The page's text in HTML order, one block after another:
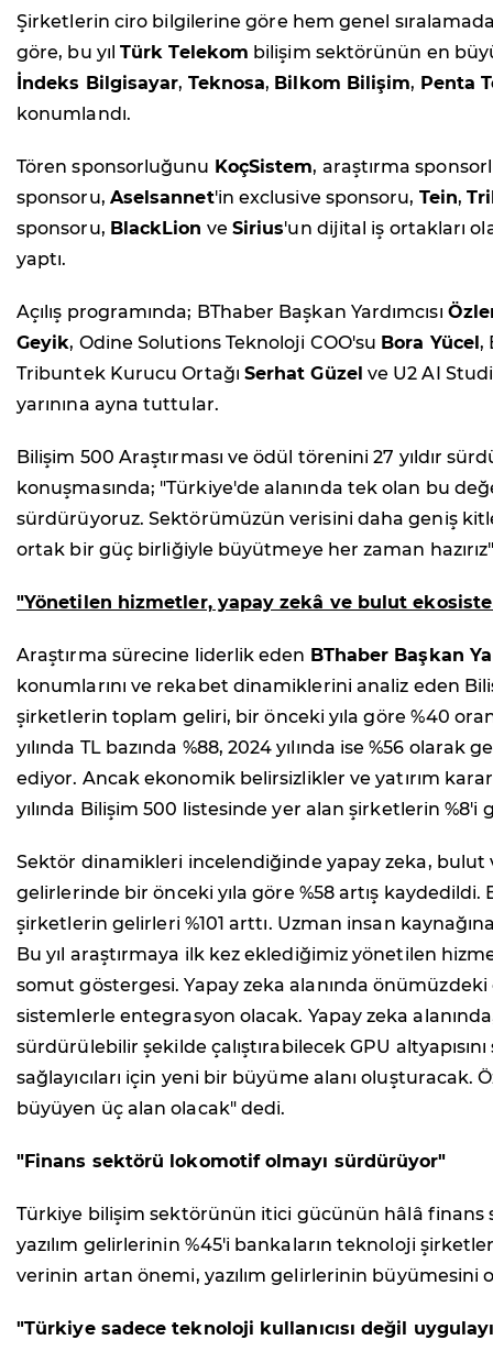
Şirketlerin ciro bilgilerine göre hem genel
göre, bu yılTürk Telekom bilişim sektörünün en
İndeks Bilgisayar, Teknosa, Bilkom Bilişim, Penta
konumlandı.
Tören sponsorluğunu KoçSistem, araştırma
sponsoru, Aselsannet'in exclusive sponsoru, Tein,
sponsoru, BlackLion ve Sirius'un dijital iş ortakları
yaptı.
Açılış programında; BThaber Başkan Yardımcısı
Geyik, Odine Solutions Teknoloji COO'su Bora Yücel,
Tribuntek Kurucu Ortağı Serhat Güzel ve U2 AI
yarınına ayna tuttular.
Bilişim 500 Araştırması ve ödül törenini 27 yıldır
konuşmasında; "Türkiye'de alanında tek olan bu
sürdürüyoruz. Sektörümüzün verisini daha geniş
ortak bir güç birliğiyle büyütmeye her zaman
"Yönetilen hizmetler, yapay zekâ ve bulut
Araştırma sürecine liderlik eden BThaber Başkan
konumlarını ve rekabet dinamiklerini analiz eden
şirketlerin toplam geliri, bir önceki yıla göre %40
yılında TL bazında %88, 2024 yılında ise %56
ediyor. Ancak ekonomik belirsizlikler ve yatırım
yılında Bilişim 500 listesinde yer alan şirketlerin %8'i
Sektör dinamikleri incelendiğinde yapay zeka,
gelirlerinde bir önceki yıla göre %58 artış
şirketlerin gelirleri %101 arttı. Uzman insan
Bu yıl araştırmaya ilk kez eklediğimiz yönetilen
somut göstergesi. Yapay zeka alanında
sistemlerle entegrasyon olacak. Yapay zeka
sürdürülebilir şekilde çalıştırabilecek GPU
sağlayıcıları için yeni bir büyüme alanı
büyüyen üç alan olacak" dedi.
"Finans sektörü lokomotif olmayı sürdürüyor"
Türkiye bilişim sektörünün itici gücünün hâlâ
yazılım gelirlerinin %45'i bankaların teknoloji
verinin artan önemi, yazılım gelirlerinin
"Türkiye sadece teknoloji kullanıcısı değil